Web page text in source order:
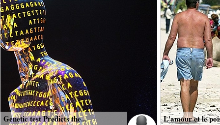
Genetic test Predicts the... L'amour et le